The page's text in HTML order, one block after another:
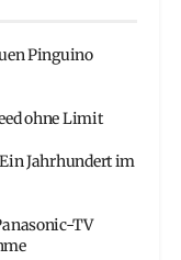
Pinguino
ohne Limit
Jahrhundert im
TV